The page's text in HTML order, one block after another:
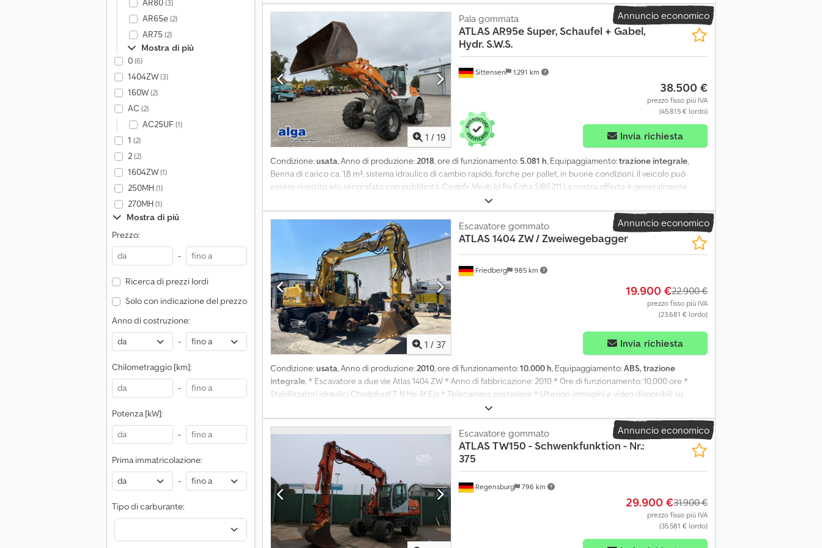
AR80(3)
AR65e(2)
AR75 (2)
Mostra di più
0(6)
1404ZW(3)
160W(2)
AC (2)
AC25UF (1)
1 (2)
2(2)
1604ZW(1)
250MH(1)
270MH(1)
Mostra di più
Prezzo:
-
Ricerca di prezzi lordi
Solo con indicazione del prezzo
Anno di costruzione:
-
Chilometraggio [km]:
-
Potenza [kW]:
-
Prima immatricolazione:
-
Tipo di carburante:
assistenza!
Annuncio economico
1 / 19
Sittensen 1.291 km
Pala gommata
ATLASAR95e Super, Schaufel + Gabel,
Hydr. S.W.S.
38.500 €
prezzo fisso più IVA
(45.815 € lordo)
Invia richiesta
Condizione:usata, Anno di produzione:2018, ore di funzionamento: 5.081 h, Equipaggiamento:trazione integrale,
Benna di carico ca. 1,8 m³, sistema idraulico di cambio rapido, forche per pallet, in buone condizioni, il veicolo può
essere rivestito e/o serigrafato con pubblicità. Cedpfx Afexb Id Ro Eoha SI86211 La nostra offerta è generalmente
senza una nuova revisione TÜV. Se desiderate una nuova revisione TÜV, saremo lieti di farvi un’offerta tramite le nostre
officine partner! Il veicolo può essere rivestito e/o serigrafato con pubblicità. Si applicano le nostre condizioni
generali di consegna e pagamento. Siamo inoltre lieti di presentarvi un’offerta di finanziamento o leasing per questo
oggetto. Non esitate a contattarci!
Annuncio economico
1 / 37
Friedberg 985 km
Escavatore gommato
ATLAS1404 ZW / Zweiwegebagger
19.900 €22.900 €
prezzo fisso più IVA
(23.681 € lordo)
Invia richiesta
Condizione:usata, Anno di produzione:2010, ore di funzionamento:10.000 h, Equipaggiamento:ABS, trazione
integrale, * Escavatore a due vie Atlas 1404 ZW * Anno di fabbricazione: 2010 * Ore di funzionamento: 10.000 ore *
Stabilizzatori idraulici Chsdpfxszf T N He Af Eja * Telecamera posteriore * Ulteriori immagini e video disponibili su
Annuncio economico
Regensburg 796 km
Escavatore gommato
ATLASTW150 - Schwenkfunktion - Nr.:
375
29.900 €31.900 €
prezzo fisso più IVA
(35.581 € lordo)